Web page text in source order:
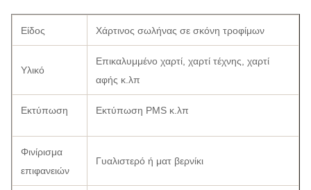
Είδος Χάρτινος σωλήνας σε σκόνη τροφίμων
Υλικό
Επικαλυμμένο χαρτί, χαρτί τέχνης, χαρτί
αφής κ.λπ
Εκτύπωση Εκτύπωση PMS κ.λπ
Φινίρισμα
επιφανειών
Γυαλιστερό ή ματ βερνίκι